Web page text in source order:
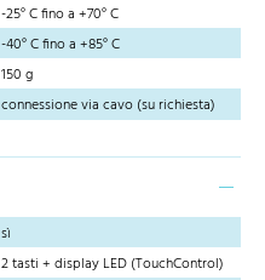
-25° C fino a +70° C
-40° C fino a +85° C
150 g
connessione via cavo (su richiesta)
sì
2 tasti + display LED (TouchControl)